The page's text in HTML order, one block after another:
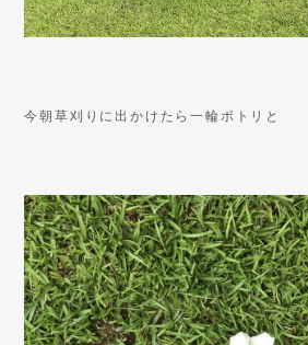
今朝草刈りに出かけたら一輪ポトリと